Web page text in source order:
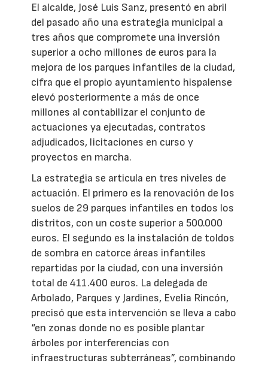
El alcalde, José Luis Sanz, presentó en abril
del pasado año una estrategia municipal a
tres años que compromete una inversión
superior a ocho millones de euros para la
mejora de los parques infantiles de la ciudad,
cifra que el propio ayuntamiento hispalense
elevó posteriormente a más de once
millones al contabilizar el conjunto de
actuaciones ya ejecutadas, contratos
adjudicados, licitaciones en curso y
proyectos en marcha.
La estrategia se articula en tres niveles de
actuación. El primero es la renovación de los
suelos de 29 parques infantiles en todos los
distritos, con un coste superior a 500.000
euros. El segundo es la instalación de toldos
de sombra en catorce áreas infantiles
repartidas por la ciudad, con una inversión
total de 411.400 euros. La delegada de
Arbolado, Parques y Jardines, Evelia Rincón,
precisó que esta intervención se lleva a cabo
“en zonas donde no es posible plantar
árboles por interferencias con
infraestructuras subterráneas”, combinando